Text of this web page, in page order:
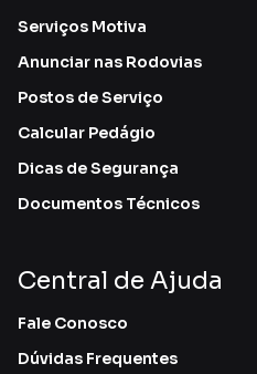
Serviços Motiva
Anunciar nas Rodovias
Postos de Serviço
Calcular Pedágio
Dicas de Segurança
Documentos Técnicos
Central de Ajuda
Fale Conosco
Dúvidas Frequentes